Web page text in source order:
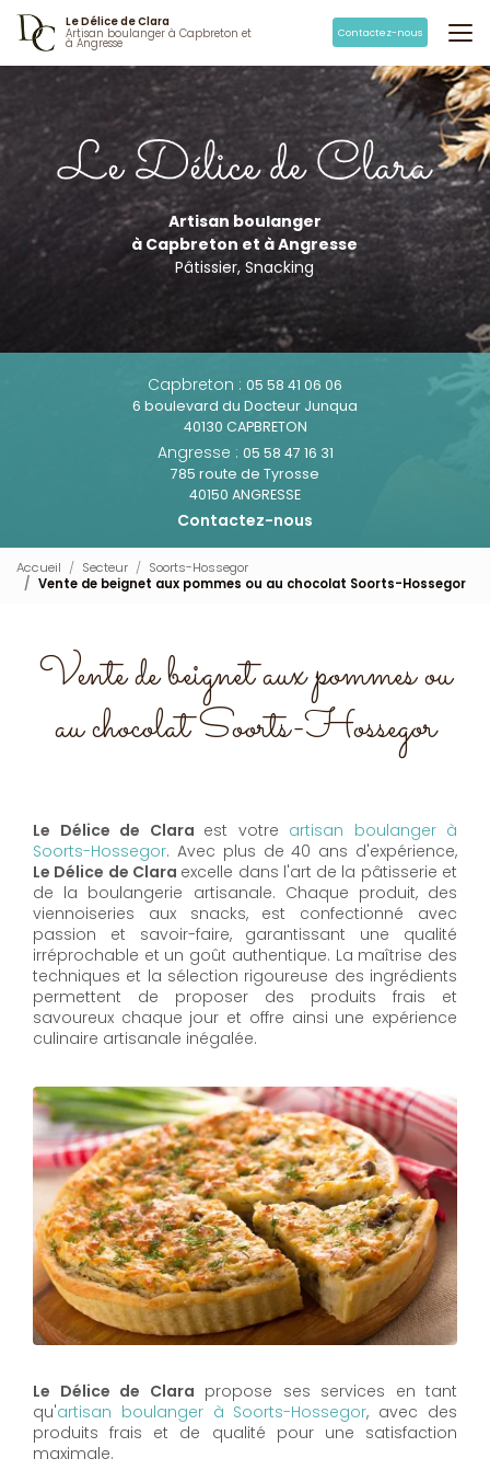
Aller
contenu
principal
Le Délice de Clara
Artisan boulanger à Capbreton et
à Angresse
Contactez-nous
Artisan boulanger
à Capbreton et à Angresse
Pâtissier, Snacking
Capbreton : 05 58 41 06 06
6 boulevard du Docteur Junqua
40130 CAPBRETON
Angresse : 05 58 47 16 31
785 route de Tyrosse
40150 ANGRESSE
Contactez-nous
Accueil Secteur
Soorts-Hossegor
Vente de beignet aux pommes ou au chocolat Soorts-Hossegor
Vente de beignet aux pommes ou
au chocolat Soorts-Hossegor
Le Délice de Clara est votre artisan boulanger à
Soorts-Hossegor. Avec plus de 40 ans d'expérience,
Le Délice de Clara excelle dans l'art de la pâtisserie et
de la boulangerie artisanale. Chaque produit, des
viennoiseries aux snacks, est confectionné avec
passion et savoir-faire, garantissant une qualité
irréprochable et un goût authentique. La maîtrise des
techniques et la sélection rigoureuse des ingrédients
permettent de proposer des produits frais et
savoureux chaque jour et offre ainsi une expérience
culinaire artisanale inégalée.
Le Délice de Clara propose ses services en tant
qu'artisan boulanger à Soorts-Hossegor, avec des
produits frais et de qualité pour une satisfaction
maximale.